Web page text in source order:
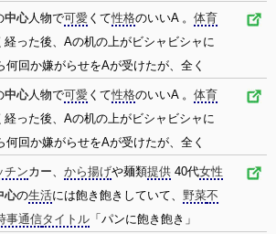
中心人物で可愛 くて性格のいいA 。 体育
経った後、Aの机の上がビシャビシャに
何回か嫌がらせをAが受けたが、全く
中心人物で可愛 くて性格のいいA 。 体育
経った後、Aの机の上がビシャビシャに
何回か嫌がらせをAが受けたが、全く
チンカー、 から揚げや麺類提供 40代女性
心の生活には飽き飽きしていて、 野菜不
事通信タイトル 「パンに飽き飽き」